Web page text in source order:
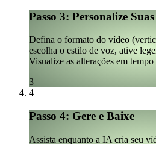
Passo 3: Personalize
Defina o formato do vídeo
escolha o estilo de voz, ative
Visualize as alterações em
3
4
Passo 4: Gere e Baixe
Assista enquanto a IA cria seu